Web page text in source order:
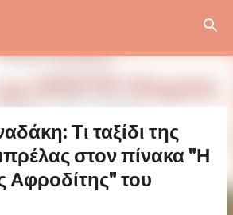
Τι ταξίδι της
στον πίνακα "Η
Αφροδίτης" του